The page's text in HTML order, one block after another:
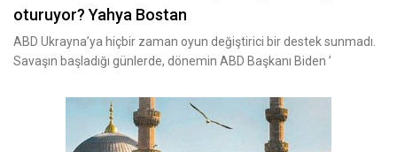
oturuyor? Yahya Bostan
ABD Ukrayna’ya hiçbir zaman oyun değiştirici bir destek sunmadı.
Savaşın başladığı günlerde, dönemin ABD Başkanı Biden ’